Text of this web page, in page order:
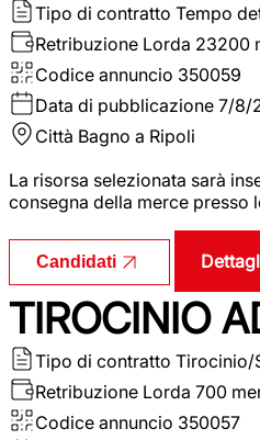
Tipo di contratto Tempo
Retribuzione Lorda 23200
Codice annuncio 350059
Data di pubblicazione 7/8/
Città Bagno a Ripoli
La risorsa selezionata sarà
consegna della merce presso
Candidati
TIROCINIO
Tipo di contratto Tirocinio/
Retribuzione Lorda 700
Codice annuncio 350057